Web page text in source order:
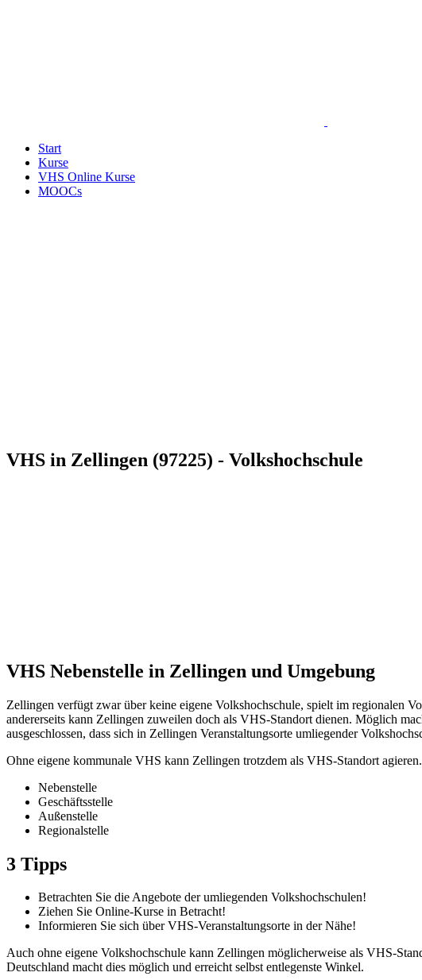
Start
Kurse
VHS Online Kurse
MOOCs
VHS in Zellingen (97225) - Volkshochschule
VHS Nebenstelle in Zellingen und Umgebung
Zellingen verfügt zwar über keine eigene Volkshochschule, spielt im regionalen
andererseits kann Zellingen zuweilen doch als VHS-Standort dienen. Möglich
ausgeschlossen, dass sich in Zellingen Veranstaltungsorte umliegender
Ohne eigene kommunale VHS kann Zellingen trotzdem als VHS-Standort
Nebenstelle
Geschäftsstelle
Außenstelle
Regionalstelle
3 Tipps
Betrachten Sie die Angebote der umliegenden Volkshochschulen!
Ziehen Sie Online-Kurse in Betracht!
Informieren Sie sich über VHS-Veranstaltungsorte in der Nähe!
Auch ohne eigene Volkshochschule kann Zellingen möglicherweise als VHS-
Deutschland macht dies möglich und erreicht selbst entlegenste Winkel.